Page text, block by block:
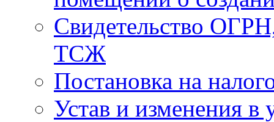
Свидетельство
ТСЖ
Постановка на
Устав и изменения в